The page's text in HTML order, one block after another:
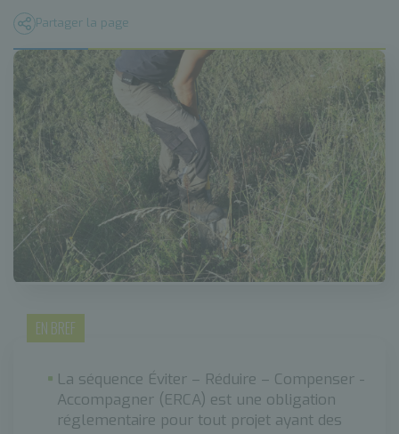
Partager la page
EN BREF
La séquence Éviter – Réduire – Compenser -
Accompagner (ERCA) est une obligation
réglementaire pour tout projet ayant des